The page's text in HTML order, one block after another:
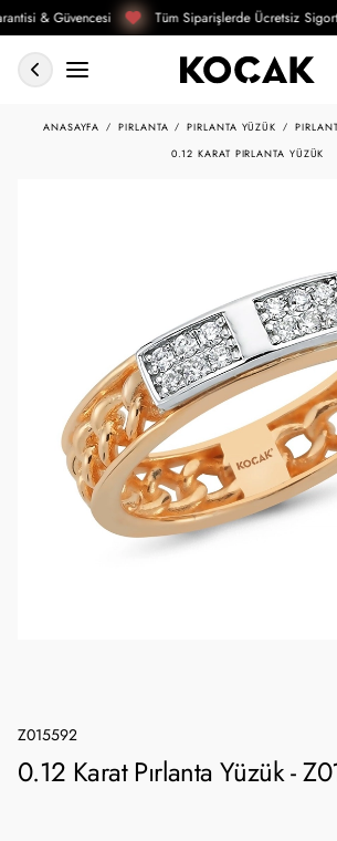
& Güvencesi Tüm Siparişlerde Ücretsiz
ANASAYFA PIRLANTA PIRLANTA YÜZÜK
0.12 KARAT PIRLANTA YÜZÜK
Z015592
0.12 Karat Pırlanta Yüzük -